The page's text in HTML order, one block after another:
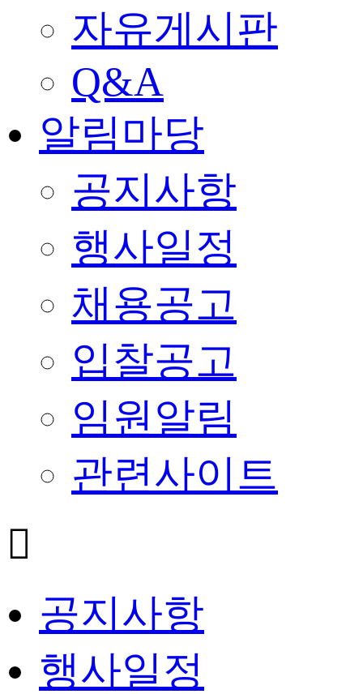
자유게시판
Q&A
알림마당
공지사항
행사일정
채용공고
입찰공고
임원알림
관련사이트
공지사항
행사일정